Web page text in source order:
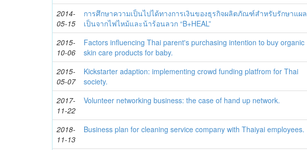
2014-
05-15
การศึกษาความเป็นไปได้ทางการเงินของธุรกิจผลิตภัณฑ์สำหรับรักษาแผล
เป็นจากไฟไหม้และน้าร้อนลวก “B+HEAL”
2015-
10-06
Factors influencing Thai parent's purchasing intention to buy organic
skin care products for baby.
2015-
05-07
Kickstarter adaption: implementing crowd funding platfrom for Thai
society.
2017-
11-22
Volunteer networking business: the case of hand up network.
2018-
11-13
Business plan for cleaning service company with Thaiyai employees.